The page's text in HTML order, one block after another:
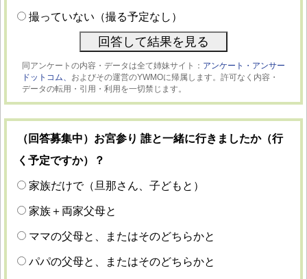
撮っていない（撮る予定なし）
同アンケートの内容・データは全て姉妹サイト： アンケート・アンサー
ドットコム、 およびその運営のYWMOに帰属します。許可なく内容・
データの転用・引用・利用を一切禁じます。
（回答募集中）お宮参り 誰と一緒に行きましたか（行
く予定ですか）？
家族だけで（旦那さん、子どもと）
家族＋両家父母と
ママの父母と、またはそのどちらかと
パパの父母と、またはそのどちらかと